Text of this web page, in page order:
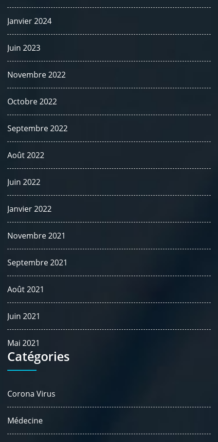
Janvier 2024
Juin 2023
Novembre 2022
Octobre 2022
Septembre 2022
Août 2022
Juin 2022
Janvier 2022
Novembre 2021
Septembre 2021
Août 2021
Juin 2021
Mai 2021
Catégories
Corona Virus
Médecine